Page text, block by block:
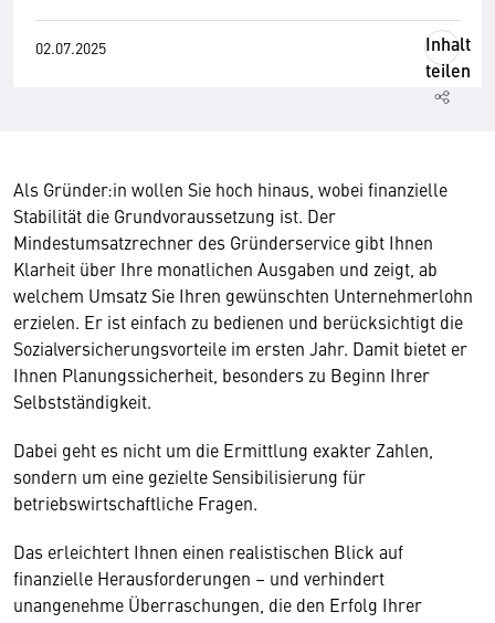
02.07.2025
Inhalt
teilen
Als Gründer:in wollen Sie hoch hinaus, wobei finanzielle
Stabilität die Grundvoraussetzung ist. Der
Mindestumsatzrechner des Gründerservice gibt Ihnen
Klarheit über Ihre monatlichen Ausgaben und zeigt, ab
welchem Umsatz Sie Ihren gewünschten Unternehmerlohn
erzielen. Er ist einfach zu bedienen und berücksichtigt die
Sozialversicherungsvorteile im ersten Jahr. Damit bietet er
Ihnen Planungssicherheit, besonders zu Beginn Ihrer
Selbstständigkeit.
Dabei geht es nicht um die Ermittlung exakter Zahlen,
sondern um eine gezielte Sensibilisierung für
betriebswirtschaftliche Fragen.
Das erleichtert Ihnen einen realistischen Blick auf
finanzielle Herausforderungen – und verhindert
unangenehme Überraschungen, die den Erfolg Ihrer